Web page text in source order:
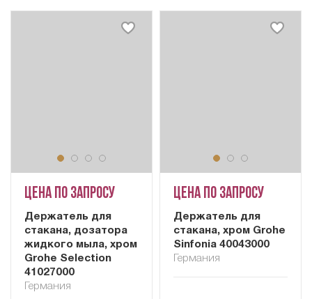
Цена по запросу
Держатель для
стакана, дозатора
жидкого мыла, хром
Grohe Selection
41027000
Германия
Цена по запросу
Держатель для
стакана, хром Grohe
Sinfonia 40043000
Германия